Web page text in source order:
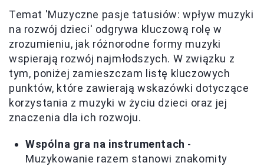
Temat 'Muzyczne pasje tatusiów: wpływ muzyki
na rozwój dzieci' odgrywa kluczową rolę w
zrozumieniu, jak różnorodne formy muzyki
wspierają rozwój najmłodszych. W związku z
tym, poniżej zamieszczam listę kluczowych
punktów, które zawierają wskazówki dotyczące
korzystania z muzyki w życiu dzieci oraz jej
znaczenia dla ich rozwoju.
Wspólna gra na instrumentach -
Muzykowanie razem stanowi znakomity